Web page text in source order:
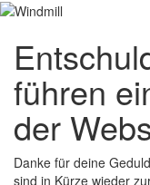
führen
der
Danke für deine
sind in Kürze wieder